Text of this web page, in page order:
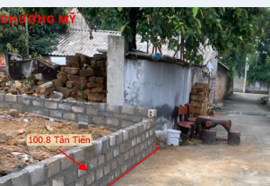
CHƯƠNG MỸ